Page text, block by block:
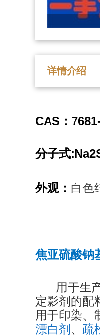
详情介绍
CAS ：
分子式
外观： 白色
焦亚硫酸钠
用于生
定影剂的配
用于印染、
漂白剂 、 疏